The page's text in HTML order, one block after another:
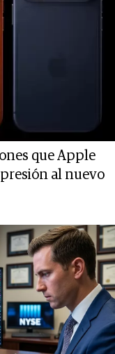
que Apple
al nuevo